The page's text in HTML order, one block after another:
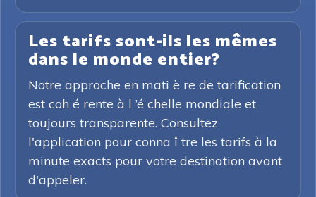
Les tarifs sont-ils les mêmes
dans le monde entier?
Notre approche en mati è re de tarification
est coh é rente à l ’é chelle mondiale et
toujours transparente. Consultez
l'application pour conna î tre les tarifs à la
minute exacts pour votre destination avant
d'appeler.